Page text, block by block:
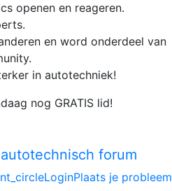
openen en reageren.
en word onderdeel van
in autotechniek!
nog GRATIS lid!
Plaats je probleem
Login